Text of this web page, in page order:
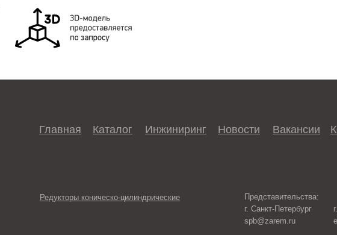
Каталог Инжиниринг
Главная Новости
Вакансии
Редукторы коническо-цилиндрические
Представительства:
г. Санкт-Петербург
spb@zarem.ru